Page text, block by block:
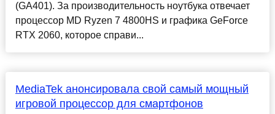
(GA401). За производительность ноутбука отвечает
процессор MD Ryzen 7 4800HS и графика GeForce
RTX 2060, которое справи...
MediaTek анонсировала свой самый мощный
игровой процессор для смартфонов